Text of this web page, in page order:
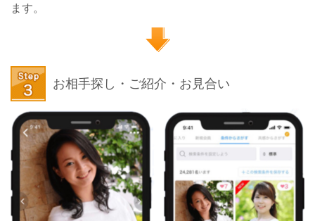
ます。
お相手探し・ご紹介・お見合い